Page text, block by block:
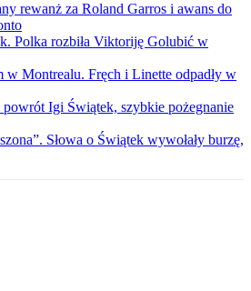
rewanż za Roland Garros i awans do
Polka rozbiła Viktoriję Golubić w
w Montrealu. Fręch i Linette odpadły w
Igi Świątek, szybkie pożegnanie
Słowa o Świątek wywołały burzę,